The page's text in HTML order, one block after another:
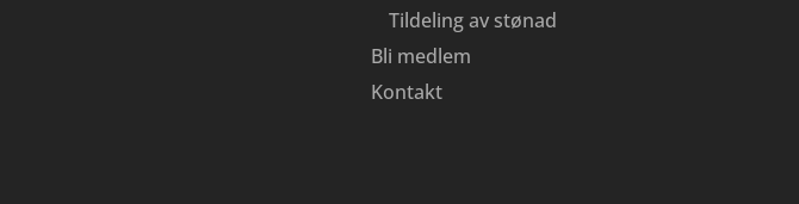
Tildeling av stønad
Bli medlem
Kontakt